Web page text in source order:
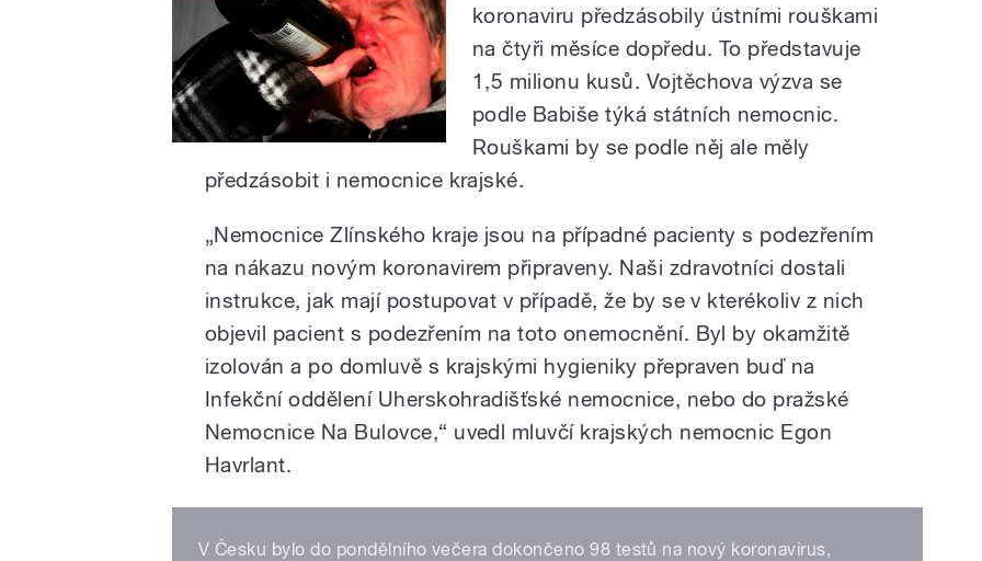
koronaviru předzásobily ústními rouškami
na čtyři měsíce dopředu. To představuje
1,5 milionu kusů. Vojtěchova výzva se
podle Babiše týká státních nemocnic.
Rouškami by se podle něj ale měly
předzásobit i nemocnice krajské.
„Nemocnice Zlínského kraje jsou na případné pacienty s podezřením
na nákazu novým koronavirem připraveny. Naši zdravotníci dostali
instrukce, jak mají postupovat v případě, že by se v kterékoliv z nich
objevil pacient s podezřením na toto onemocnění. Byl by okamžitě
izolován a po domluvě s krajskými hygieniky přepraven buď na
Infekční oddělení Uherskohradišťské nemocnice, nebo do pražské
Nemocnice Na Bulovce,“ uvedl mluvčí krajských nemocnic Egon
Havrlant.
V Česku bylo do pondělního večera dokončeno 98 testů na nový koronavirus,